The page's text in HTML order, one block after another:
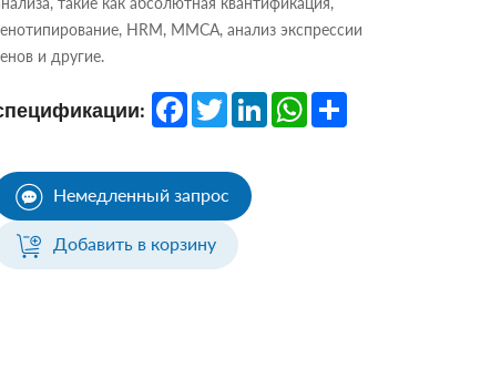
HRM, MMCA, анализ экспрессии
и другие.
FacebookTwitterLinkedInWhatsApp
Share
Немедленный запрос
Добавить в корзину